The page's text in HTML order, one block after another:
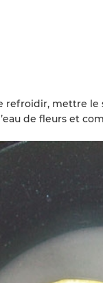
refroidir, mettre le
de fleurs et